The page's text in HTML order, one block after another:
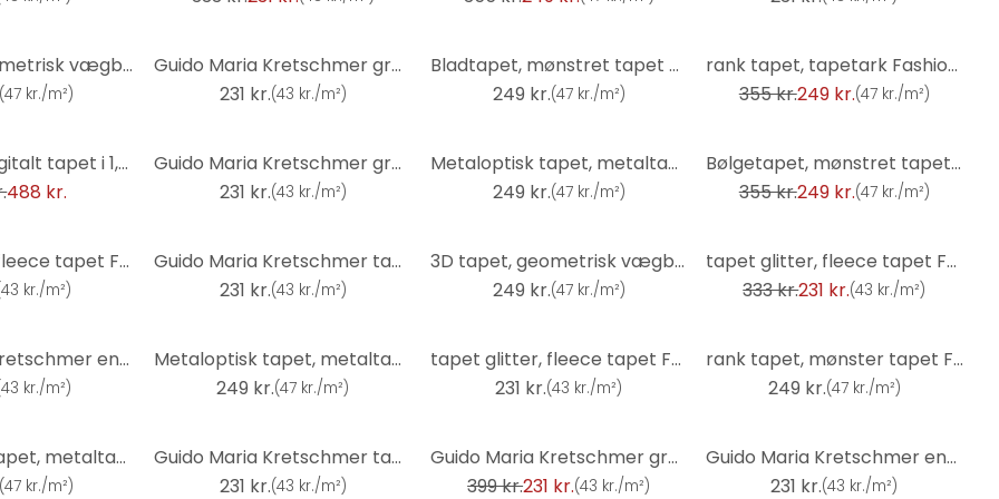
3D tapet, geometrisk vægbeklædning Fashion for Walls 4 af Guido Maria Kretschmer sølv
(47 kr./m²)
Guido Maria Kretschmer grafisk tapet Waves of Light Fashion for Walls 5 turkis
231 kr.(43 kr./m²)
Bladtapet, mønstret tapet Fashion for Walls 4 af Guido Maria Kretschmer silver
249 kr.(47 kr./m²)
rank tapet, tapetark Fashion for Walls 4 af Guido Maria Kretschmer creme
355 kr.249 kr.(47 kr./m²)
Misty Mood digitalt tapet i 1,5 m x 2,7 m Fashion for Walls 4 af Guido Maria Kretschmer
488 kr.
Guido Maria Kretschmer grafisk tapet Shift Fashion for Walls 5 light taupe
231 kr.(43 kr./m²)
Metaloptisk tapet, metaltapet Fashion for Walls 4 af Guido Maria Kretschmer grå
249 kr.(47 kr./m²)
Bølgetapet, mønstret tapet Fashion for Walls 4 af Guido Maria Kretschmer guld
355 kr.249 kr.(47 kr./m²)
tapet glitter, fleece tapet Fashion for Walls 4 af Guido Maria Kretschmer beige
43 kr./m²)
Guido Maria Kretschmer tapet med bladmotiv Yamato Fashion for Walls 5 turkis
231 kr.(43 kr./m²)
3D tapet, geometrisk vægbeklædning Fashion for Walls 4 af Guido Maria Kretschmer grå
249 kr.(47 kr./m²)
tapet glitter, fleece tapet Fashion for Walls 4 af Guido Maria Kretschmer grå
333 kr.231 kr.(43 kr./m²)
Guido Maria Kretschmer enhedstapet Echo & Soft Loom Fashion for Walls 5 guld
43 kr./m²)
Metaloptisk tapet, metaltapet Fashion for Walls 4 af Guido Maria Kretschmer grå
249 kr.(47 kr./m²)
tapet glitter, fleece tapet Fashion for Walls 4 af Guido Maria Kretschmer sort
231 kr.(43 kr./m²)
rank tapet, mønster tapet Fashion for Walls 4 af Guido Maria Kretschmer turkis
249 kr.(47 kr./m²)
Metaloptisk tapet, metaltapet Fashion for Walls 4 af Guido Maria Kretschmer bronze
(47 kr./m²)
Guido Maria Kretschmer tapet med bladmotiv Yamato Fashion for Walls 5 beige
231 kr.(43 kr./m²)
Guido Maria Kretschmer grafisk tapet Waves of Light Fashion for Walls 5 lysegrå
399 kr.231 kr.(43 kr./m²)
Guido Maria Kretschmer enhedstapet Echo & Soft Loom Fashion for Walls 5 taupe
231 kr.(43 kr./m²)